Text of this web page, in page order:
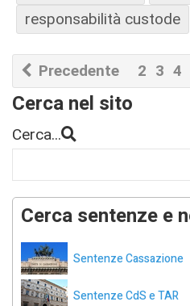
responsabilità custode
Precedente 2 3 4
Cerca nel sito
Cerca...
Cerca sentenze e
Sentenze Cassazione
Sentenze CdS e TAR